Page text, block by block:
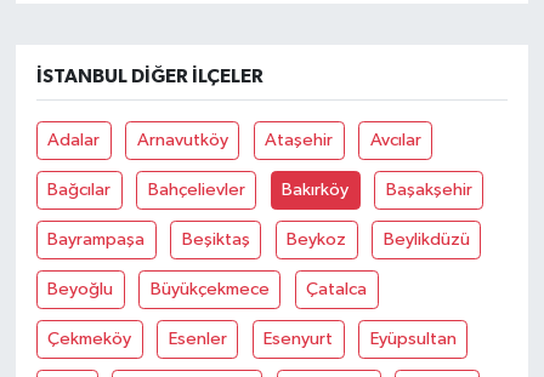
İSTANBUL DIĞER İLÇELER
Adalar Arnavutköy Ataşehir Avcılar
Bağcılar Bahçelievler Bakırköy Başakşehir
Bayrampaşa Beşiktaş Beykoz Beylikdüzü
Beyoğlu Büyükçekmece Çatalca
Çekmeköy Esenler Esenyurt Eyüpsultan